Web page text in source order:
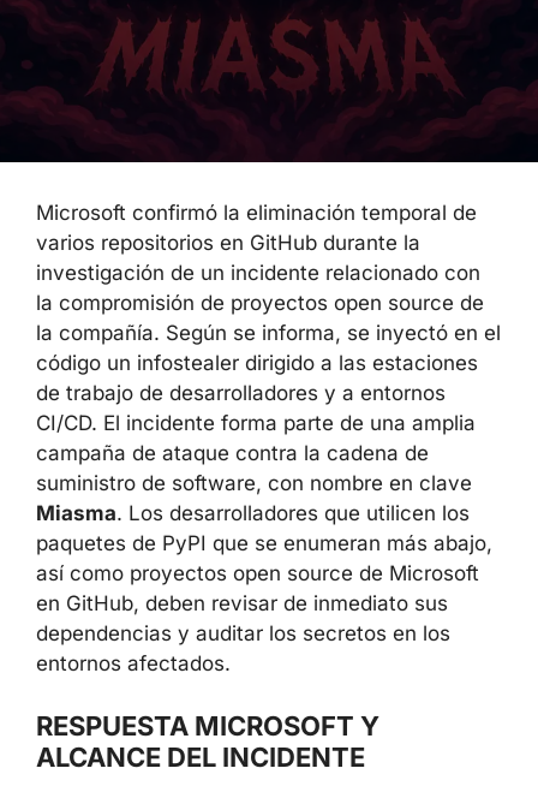
Microsoft confirmó la eliminación temporal de
varios repositorios en GitHub durante la
investigación de un incidente relacionado con
la compromisión de proyectos open source de
la compañía. Según se informa, se inyectó en
el código un infostealer dirigido a las
estaciones de trabajo de desarrolladores y a
entornos CI/CD. El incidente forma parte de
una amplia campaña de ataque contra la
cadena de suministro de software, con
nombre en claveMiasma. Los
desarrolladores que utilicen los paquetes de
PyPI que se enumeran más abajo, así como
proyectos open source de Microsoft en
GitHub, deben revisar de inmediato sus
dependencias y auditar los secretos en los
RESPUESTA MICROSOFT Y